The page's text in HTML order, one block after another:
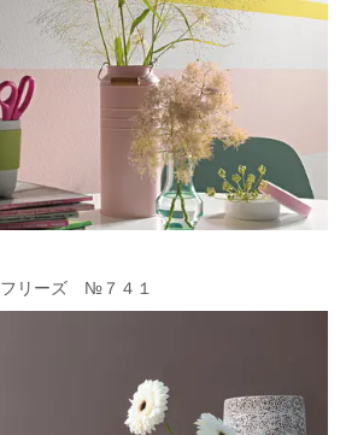
フリーズ №７４１